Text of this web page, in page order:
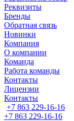
Реквизиты
Бренды
Обратная связь
Новинки
Компания
О компании
Команда
Работа команды
Контакты
Лицензии
Контакты
+7 863 229-16-16
+7 863 229-16-16